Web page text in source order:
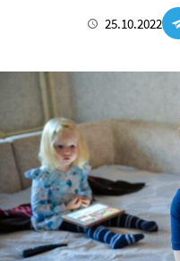
25.10.2022